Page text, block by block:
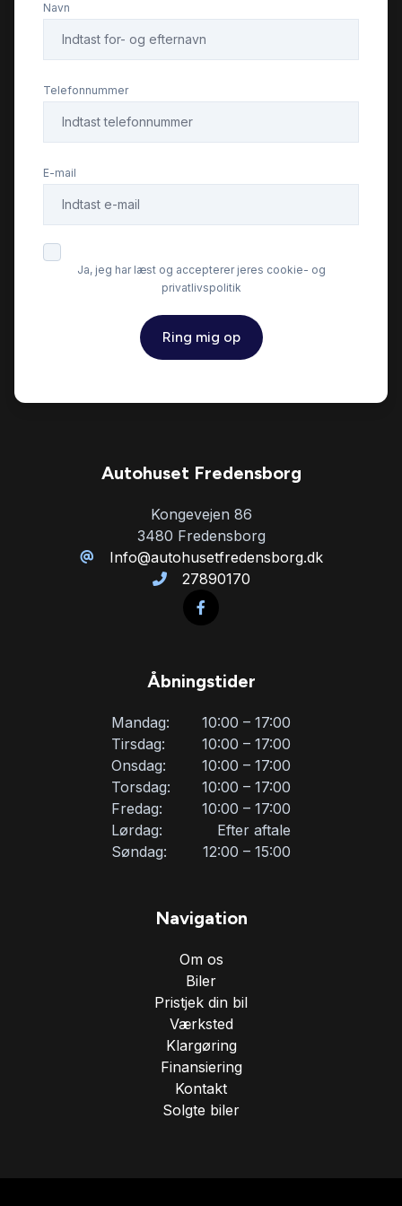
Fjernbetjent centrallås
LED kørelys
Stofsæder
Navn
Telefonnummer
E-mail
Ja, jeg har læst og accepterer jeres cookie- og
privatlivspolitik
Ring mig op
Autohuset Fredensborg
Kongevejen 86
3480 Fredensborg
Info@autohusetfredensborg.dk
27890170
Åbningstider
Mandag:
10:00 – 17:00
Tirsdag:
10:00 – 17:00
Onsdag:
10:00 – 17:00
Torsdag:
10:00 – 17:00
Fredag:
10:00 – 17:00
Lørdag:
Efter aftale
Søndag:
12:00 – 15:00
Navigation
Om os
Biler
Pristjek din bil
Værksted
Klargøring
Finansiering
Kontakt
Solgte biler